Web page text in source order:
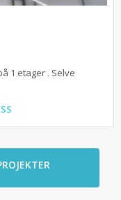
1 etager . Selve